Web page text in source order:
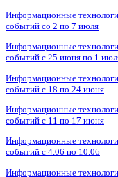
Информационные
событий со 2 по 7 июля
Информационные
событий с 25 июня по 1
Информационные
событий с 18 по 24 июня
Информационные
событий с 11 по 17 июня
Информационные
событий с 4.06 по 10.06
Информационные